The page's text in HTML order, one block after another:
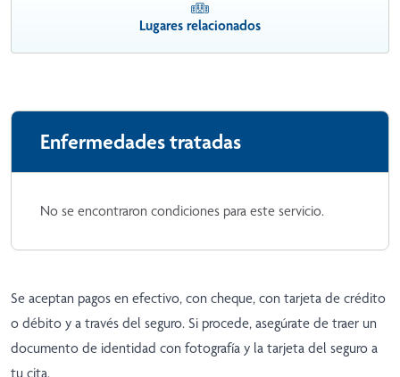
Lugares relacionados
Enfermedades tratadas
No se encontraron condiciones para este servicio.
Se aceptan pagos en efectivo, con cheque, con tarjeta de crédito
o débito y a través del seguro. Si procede, asegúrate de traer un
documento de identidad con fotografía y la tarjeta del seguro a
tu cita.